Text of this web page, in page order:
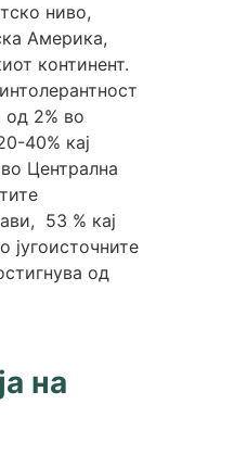
ниво,
Америка,
континент.
од 2% во
40% кај
Централна
53 % кај
југоисточните
од
на